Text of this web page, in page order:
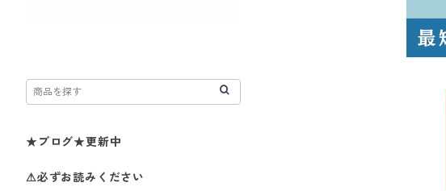
★ブログ★更新中
⚠必ずお読みください